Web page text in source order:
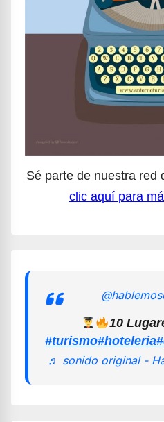
Sé parte de nuestra red
clic aquí para
10
#turismo#hoteleria
♬ sonido original -